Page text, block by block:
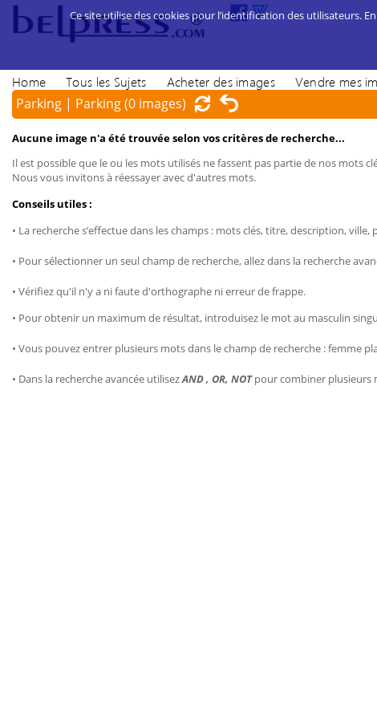
Home Tous les Sujets Acheter des images Vendre mes
Parking | Parking(0 images)
Aucune image n'a été trouvée selon vos critères de recherche...
Il est possible que le ou les mots utilisés ne fassent pas partie de nos mots
Nous vous invitons à réessayer avec d'autres mots.
Conseils utiles :
• La recherche s’effectue dans les champs : mots clés, titre, description, ville,
• Pour sélectionner un seul champ de recherche, allez dans la recherche
• Vérifiez qu'il n'y a ni faute d'orthographe ni erreur de frappe.
• Pour obtenir un maximum de résultat, introduisez le mot au masculin
• Vous pouvez entrer plusieurs mots dans le champ de recherche : femme
• Dans la recherche avancée utilisezAND , OR, NOTpour combiner plusieurs
Ce site utilise des cookies pour l’identification des utilisateurs.